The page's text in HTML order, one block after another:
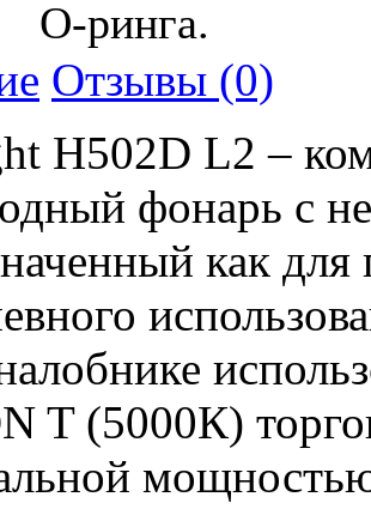
О-ринга.
Отзывы (0)
H502D L2 –
фонарь с
как
T (5000К)